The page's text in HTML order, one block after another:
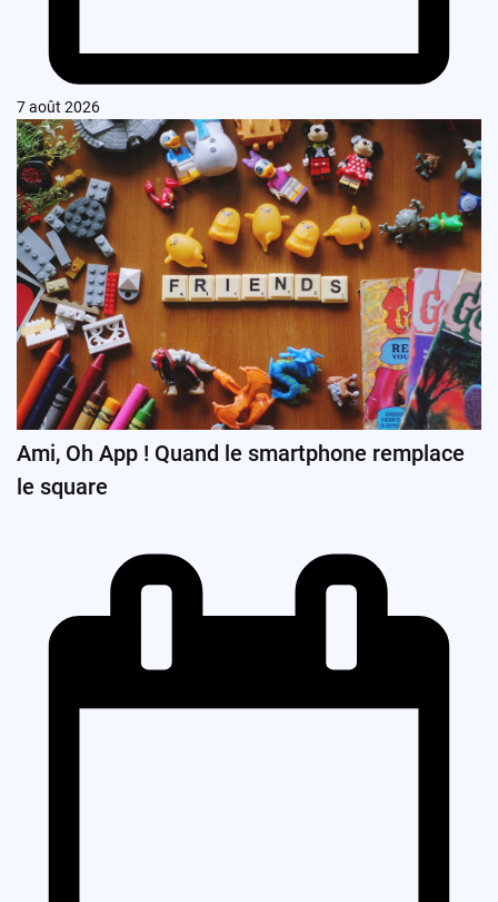
7 août 2026
Ami, Oh App ! Quand le smartphone remplace
le square